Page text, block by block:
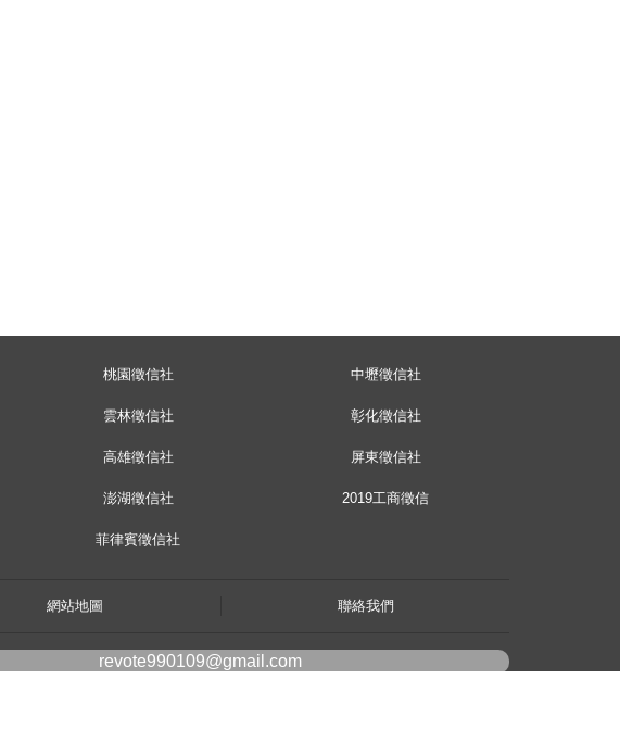
桃園徵信社 中壢徵信社
雲林徵信社 彰化徵信社
高雄徵信社 屏東徵信社
澎湖徵信社 2019工商徵信
菲律賓徵信社
網站地圖 聯絡我們
revote990109@gmail.com